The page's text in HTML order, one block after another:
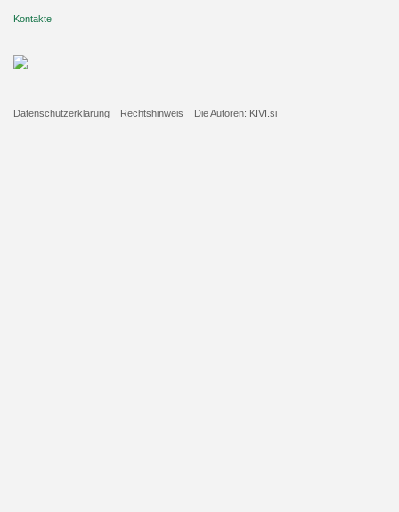
Kontakte
Datenschutzerklärung Rechtshinweis Die Autoren: KIVI.si